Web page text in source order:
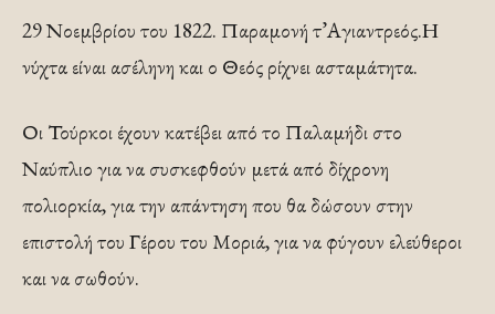
29 Νοεμβρίου του 1822. Παραμονή τ’Αγιαντρεός.Η
νύχτα είναι ασέληνη και ο Θεός ρίχνει ασταμάτητα.
Οι Τούρκοι έχουν κατέβει από το Παλαμήδι στο
Ναύπλιο για να συσκεφθούν μετά από δίχρονη
πολιορκία, για την απάντηση που θα δώσουν στην
επιστολή του Γέρου του Μοριά, για να φύγουν ελεύθεροι
και να σωθούν.